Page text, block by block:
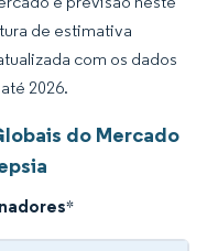
de estimativa
com os dados
2026.
do Mercado
*